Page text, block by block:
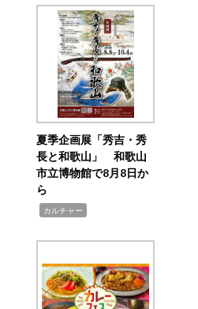
夏季企画展「秀吉・秀
長と和歌山」 和歌山
市立博物館で8月8日か
ら
カルチャー